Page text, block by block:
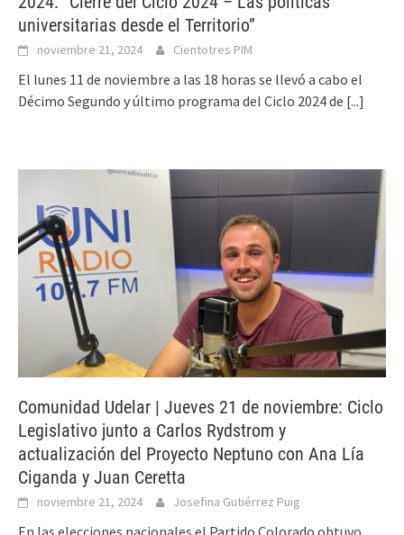
universitarias desde el Territorio”
noviembre 21, 2024 Cientotres PIM
El lunes 11 de noviembre a las 18 horas se llevó a cabo el
Décimo Segundo y último programa del Ciclo 2024 de [...]
Comunidad Udelar | Jueves 21 de noviembre: Ciclo
Legislativo junto a Carlos Rydstrom y
actualización del Proyecto Neptuno con Ana Lía
Ciganda y Juan Ceretta
noviembre 21, 2024 Josefina Gutiérrez Puig